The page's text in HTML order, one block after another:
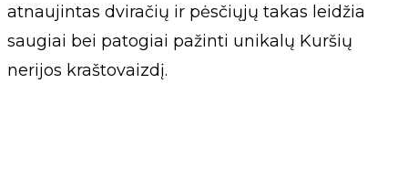
atnaujintas dviračių ir pėsčiųjų takas leidžia
saugiai bei patogiai pažinti unikalų Kuršių
nerijos kraštovaizdį.